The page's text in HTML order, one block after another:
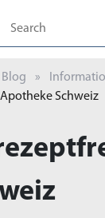
Schweiz